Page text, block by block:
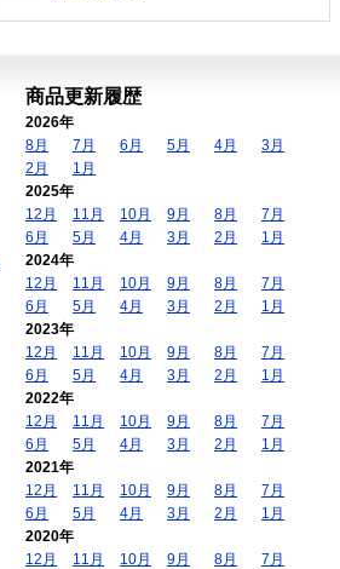
商品更新履歴
2026年
8月
7月 6月 5月 4月
3月
2月
1月
2025年
12月
11月 10月 9月 8月
7月
6月
5月 4月 3月 2月
1月
2024年
12月
11月 10月 9月 8月
7月
6月
5月 4月 3月 2月
1月
2023年
12月
11月 10月 9月 8月
7月
6月
5月 4月 3月 2月
1月
2022年
12月
11月 10月 9月 8月
7月
6月
5月 4月 3月 2月
1月
2021年
12月
11月 10月 9月 8月
7月
6月
5月 4月 3月 2月
1月
2020年
12月
11月 10月 9月 8月
7月